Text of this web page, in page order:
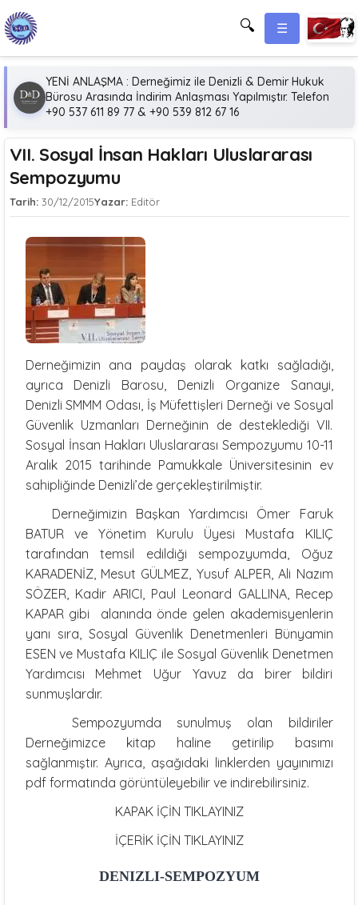
🔍 ☰
YENİ ANLAŞMA : Derneğimiz ile Denizli & Demir Hukuk
Bürosu Arasında İndirim Anlaşması Yapılmıştır. Telefon
+90 537 611 89 77 & +90 539 812 67 16
VII. Sosyal İnsan Hakları Uluslararası
Sempozyumu
Tarih: 30/12/2015Yazar:Editör
Derneğimizin ana paydaş olarak katkı sağladığı,
ayrıca Denizli Barosu, Denizli Organize Sanayi,
Denizli SMMM Odası, İş Müfettişleri Derneği ve Sosyal
Güvenlik Uzmanları Derneğinin de desteklediği VII.
Sosyal İnsan Hakları Uluslararası Sempozyumu 10-11
Aralık 2015 tarihinde Pamukkale Üniversitesinin ev
sahipliğinde Denizli’de gerçekleştirilmiştir.
Derneğimizin Başkan Yardımcısı Ömer Faruk
BATUR ve Yönetim Kurulu Üyesi Mustafa KILIÇ
tarafından temsil edildiği sempozyumda, Oğuz
KARADENİZ, Mesut GÜLMEZ, Yusuf ALPER, Ali Nazım
SÖZER, Kadir ARICI, Paul Leonard GALLINA, Recep
KAPAR gibi alanında önde gelen akademisyenlerin
yanı sıra, Sosyal Güvenlik Denetmenleri Bünyamin
ESEN ve Mustafa KILIÇ ile Sosyal Güvenlik Denetmen
Yardımcısı Mehmet Uğur Yavuz da birer bildiri
sunmuşlardır.
Sempozyumda sunulmuş olan bildiriler
Derneğimizce kitap haline getirilip basımı
sağlanmıştır. Ayrıca, aşağıdaki linklerden yayınımızı
pdf formatında görüntüleyebilir ve indirebilirsiniz.
KAPAK İÇİN TIKLAYINIZ
İÇERİK İÇİN TIKLAYINIZ
DENIZLI-SEMPOZYUM